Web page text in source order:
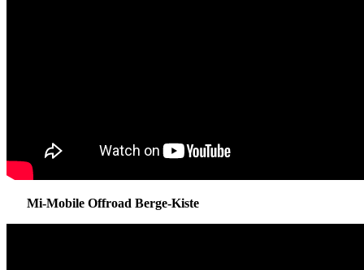
Mi-Mobile Offroad Berge-Kiste